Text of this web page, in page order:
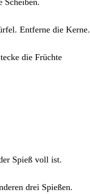
Entferne die Kerne.
die Früchte
Spieß voll ist.
drei Spießen.